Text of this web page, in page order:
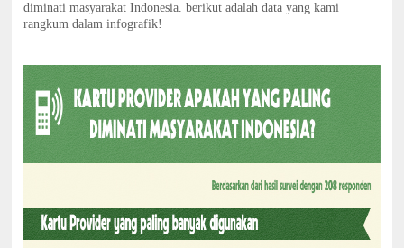
diminati masyarakat Indonesia. berikut adalah data yang kami
rangkum dalam infografik!